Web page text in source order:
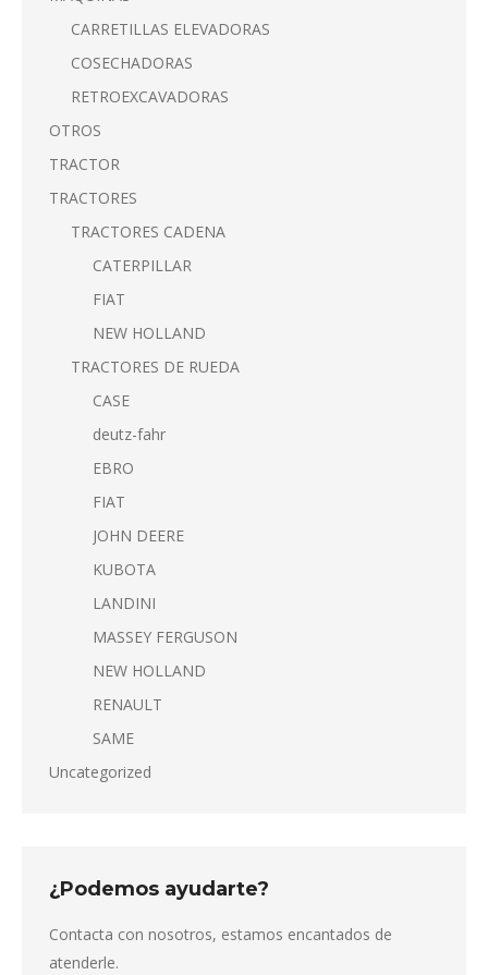
CARRETILLAS ELEVADORAS
COSECHADORAS
RETROEXCAVADORAS
OTROS
TRACTOR
TRACTORES
TRACTORES CADENA
CATERPILLAR
FIAT
NEW HOLLAND
TRACTORES DE RUEDA
CASE
deutz-fahr
EBRO
FIAT
JOHN DEERE
KUBOTA
LANDINI
MASSEY FERGUSON
NEW HOLLAND
RENAULT
SAME
Uncategorized
¿Podemos ayudarte?
Contacta con nosotros, estamos encantados de
atenderle.